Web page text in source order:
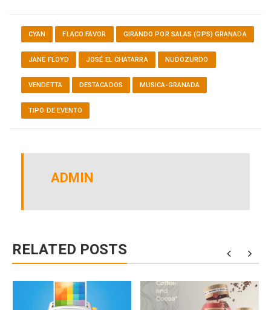
CYAN FLACO FAVOR GIRANDO POR SALAS (GPS) GRANADA
JANE FLOYD JOSÉ EL CHATARRA NUDOZURDO
VENDETTA DESTACADOS MUSICA-GRANADA
TIPO DE EVENTO
ADMIN
RELATED POSTS